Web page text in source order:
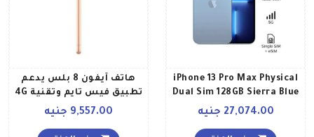
iPhone 13 Pro Max Physical
Dual Sim 128GB Sierra Blue
5G With FaceTime
27,074.00 جنيه
هاتف آيفون 8 بلس يدعم
تطبيق فيس تايم وتقنية 4G
9,557.00 جنيه